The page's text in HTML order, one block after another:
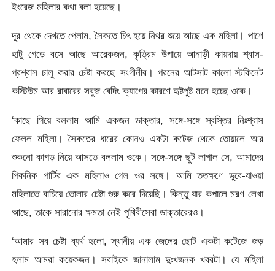
ইংরেজ মহিলার কথা বলা হয়েছে।
দূর থেকে দেখতে পেলাম, সৈকতে চিৎ হয়ে নিথর শুয়ে আছে এক মহিলা। পাশে
হাটু গেড়ে বসে আছে আরেকজন, কৃত্রিম উপায়ে আনাড়ী কায়দায় শ্বাস-
প্রশ্বাস চালু করার চেষ্টা করছে সংগীনীর। পরনের আটসাট কালো স্টকিনেট
কস্টিউম আর রাবারের সবুজ বেদিং ক্যাপের কারণে হৃষ্টপুষ্ট মনে হচ্ছে ওকে।
‘কাছে গিয়ে বললাম আমি একজন ডাক্তার, সঙ্গে-সঙ্গে স্বস্তির নিঃশ্বাস
ফেলল মহিলা। সৈকতের ধারের কোনও একটা কটেজ থেকে তোয়ালে আর
শুকনো কাপড় নিয়ে আসতে বললাম ওকে। সঙ্গে-সঙ্গে ছুট লাগাল সে, আমাদের
পিকনিক পার্টির এক মহিলাও গেল ওর সঙ্গে। আমি ততক্ষণে ডুবে-যাওয়া
মহিলাতে বাচিয়ে তোলার চেষ্টা শুরু করে দিয়েছি। কিন্তু যার কপালে মরণ লেখা
আছে, তাকে সারানোর ক্ষমতা নেই পৃথিবীসেরা ডাক্তারেরও।
‘আমার সব চেষ্টা ব্যর্থ হলো, স্থানীয় এক জেলের ছোট একটা কটেজে জড়
হলাম আমরা কয়েকজন। সবাইকে জানালাম দুঃখজনক খবরটা। যে মহিলা